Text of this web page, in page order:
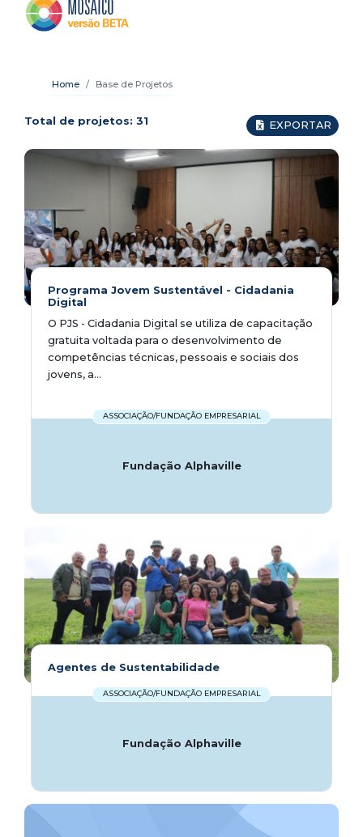
Home Base de Projetos
Total de projetos: 31 EXPORTAR
Programa Jovem Sustentável - Cidadania
Digital
O PJS - Cidadania Digital se utiliza de capacitação
gratuita voltada para o desenvolvimento de
competências técnicas, pessoais e sociais dos
jovens, a...
ASSOCIAÇÃO/FUNDAÇÃO EMPRESARIAL
Fundação Alphaville
Agentes de Sustentabilidade
ASSOCIAÇÃO/FUNDAÇÃO EMPRESARIAL
Fundação Alphaville